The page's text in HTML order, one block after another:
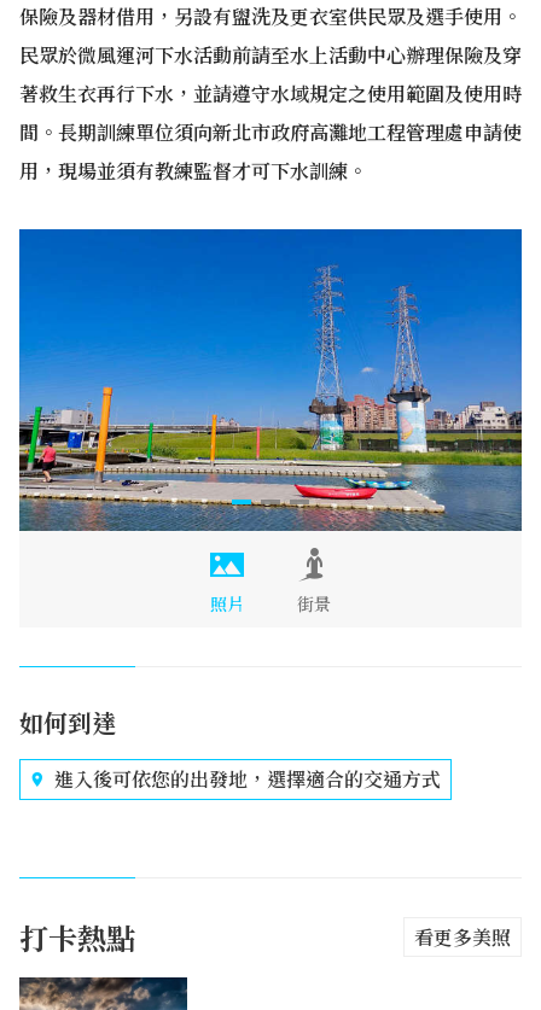
保險及器材借用，另設有盥洗及更衣室供民眾及選手使用。
民眾於微風運河下水活動前請至水上活動中心辦理保險及穿
著救生衣再行下水，並請遵守水域規定之使用範圍及使用時
間。長期訓練單位須向新北市政府高灘地工程管理處申請使
用，現場並須有教練監督才可下水訓練。
照片 街景
如何到達
進入後可依您的出發地，選擇適合的交通方式
打卡熱點 看更多美照